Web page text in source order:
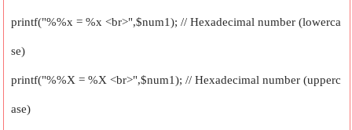
printf("%%x = %x <br>",$num1); // Hexadecimal number (lowerca
se)
printf("%%X = %X <br>",$num1); // Hexadecimal number (upperc
ase)